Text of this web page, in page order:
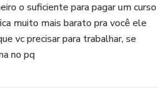
o suficiente para pagar um curso
muito mais barato pra você ele
vc precisar para trabalhar, se
no pq